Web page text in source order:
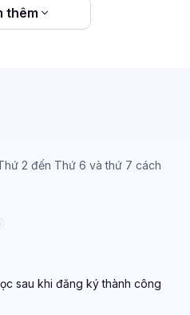
thêm
2 đến Thứ 6 và thứ 7 cách
sau khi đăng ký thành công